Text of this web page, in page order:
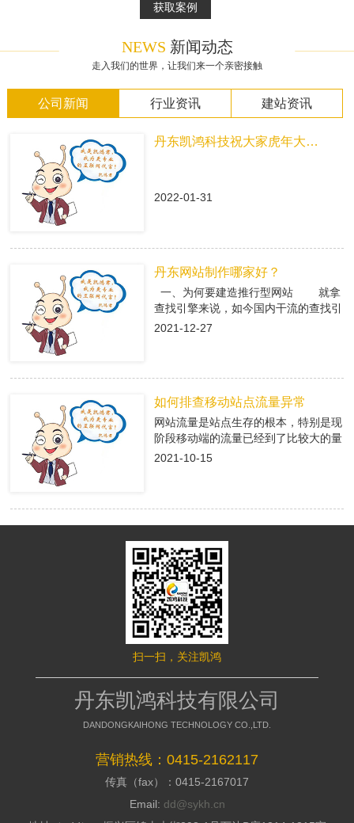
获取案例
NEWS 新闻动态
走入我们的世界，让我们来一个亲密接触
公司新闻 行业资讯 建站资讯
丹东凯鸿科技祝大家虎年大吉！
2022-01-31
丹东网站制作哪家好？
一、为何要建造推行型网站 就拿
查找引擎来说，如今国内干流的查找引
擎baidu、360、搜狗有着大量的用户
导进入推行型网站中，使用推行型网站
有的优势，转化成客户; 二、丹东
网站制作是怎么挑选专业的搭站公司
背后都是一个高额的订单，假如不能做
到询盘转化，那意味着网络推行是失败
的，所以要明白的了解搭站公司的策划
才干; 2、看搭站公司的美工规划才
干 美工的才干决议推行型网站留
给用户的形象，如今的消费者不缺少内
容，缺少的是视觉，如今市面上的网站
都是千人一面的，当访客户，发现一个
公司的形象，情不自禁的即是深化浏
览，招引用户，提高方针客户对公司的
好感; 3、看搭站公司的搭站才干
系，如今市面上很多的建站公司都是仿
制别人的，可以把外观做到相似，可是
后台系能却相差万里，很多的仿站的建
2021-12-27
如何排查移动站点流量异常
网站流量是站点生存的根本，特别是现
阶段移动端的流量已经到了比较大的量
级。移动端网站有流量了，每天就会有
深专家们向大家介绍了移动端流量异常
的解决方案。 什么是移动端流量
异常? 移动端流量异常可以通过平
台两个渠道数据判断： 1、 站长平
台流量与关键词的工具 2、 移动适
配中的移动适配状态曲线图 这两
个地方如果出现流量突然间下降50%以
上，且持续性降低，四五天后流量没有
明显涨幅的。 移动端的排查流程
如果出现上述现象，建议大家按照
下面流程图进行排查 索引量下降
常见原因及解决方案
id=331 站点流量异常追查文档
http://zhanzhang.baidu.com/college/
id=221 纯移动站、代码适配，自
适应与跳转适配有些不同，所以根据站
2021-10-15
扫一扫，关注凯鸿
丹东凯鸿科技有限公司
DANDONGKAIHONG TECHNOLOGY CO.,LTD.
营销热线：0415-2162117
传真（fax）：0415-2167017
Email: dd@sykh.cn